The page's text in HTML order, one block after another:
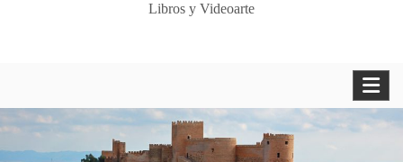
Libros y Videoarte